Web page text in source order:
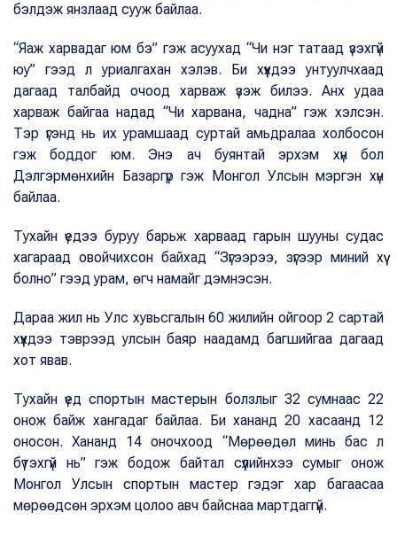
бэлдэж янзлаад сууж байлаа.
“Яаж харвадаг юм бэ” гэж асуухад “Чи нэг татаад үзэхгүй
юу” гээд л уриалгахан хэлэв. Би хүүхдээ унтуулчхаад
дагаад талбайд очоод харваж үзэж билээ. Анх удаа
харваж байгаа надад “Чи харвана, чадна” гэж хэлсэн.
Тэр үгэнд нь их урамшаад суртай амьдралаа холбосон
гэж боддог юм. Энэ ач буянтай эрхэм хүн бол
Дэлгэрмөнхийн Базаргүр гэж Монгол Улсын мэргэн хүн
байлаа.
Тухайн үедээ буруу барьж харваад гарын шууны судас
хагараад овойчихсон байхад “Зүгээрээ, зүгээр миний хүү
болно” гээд урам, өгч намайг дэмнэсэн.
Дараа жил нь Улс хувьсгалын 60 жилийн ойгоор 2 сартай
хүүхдээ тэврээд улсын баяр наадамд багшийгаа дагаад
хот явав.
Тухайн үед спортын мастерын болзлыг 32 сумнаас 22
онож байж хангадаг байлаа. Би хананд 20 хасаанд 12
оносон. Хананд 14 оночхоод “Мөрөөдөл минь бас л
бүтэхгүй нь” гэж бодож байтал сүүлийнхээ сумыг онож
Монгол Улсын спортын мастер гэдэг хар багаасаа
мөрөөдсөн эрхэм цолоо авч байснаа мартдаггүй.